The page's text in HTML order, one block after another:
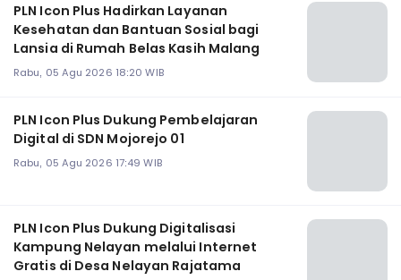
PLN Icon Plus Hadirkan Layanan
Kesehatan dan Bantuan Sosial bagi
Lansia di Rumah Belas Kasih Malang
Rabu, 05 Agu 2026 18:20 WIB
PLN Icon Plus Dukung Pembelajaran
Digital di SDN Mojorejo 01
Rabu, 05 Agu 2026 17:49 WIB
PLN Icon Plus Dukung Digitalisasi
Kampung Nelayan melalui Internet
Gratis di Desa Nelayan Rajatama